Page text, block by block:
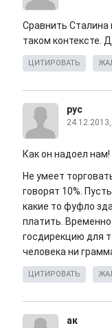
Сравнить Сталина
таком контексте.
ЦИТИРОВАТЬ
рус
Как он надоел нам!
Не умеет
говорят 10%.
какие то фуфло
платить.
госдирекцию для
человека ни
ЦИТИРОВАТЬ
ак